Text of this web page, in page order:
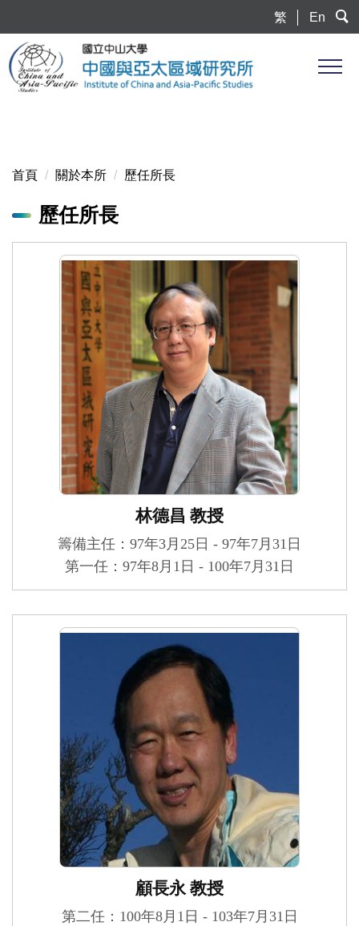
到
主
要
內
繁 En
首頁 關於本所 歷任所長
歷任所長
林德昌 教授
籌備主任：97年3月25日 - 97年7月31日
第一任：97年8月1日 - 100年7月31日
顧長永 教授
第二任：100年8月1日 - 103年7月31日